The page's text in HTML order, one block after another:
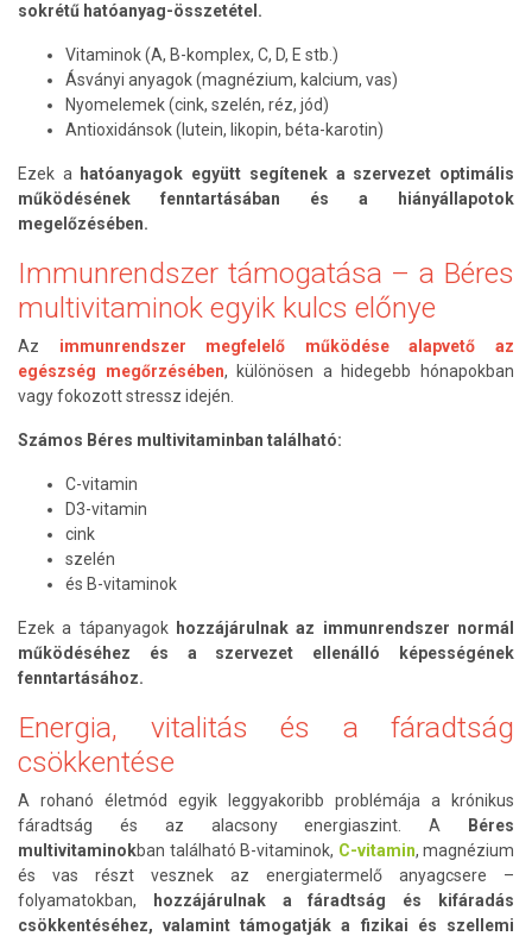
sokrétű hatóanyag-összetétel.
Vitaminok (A, B-komplex, C, D, E stb.)
Ásványi anyagok (magnézium, kalcium, vas)
Nyomelemek (cink, szelén, réz, jód)
Antioxidánsok (lutein, likopin, béta-karotin)
Ezek a
hatóanyagok együtt segítenek a szervezet optimális
működésének fenntartásában és a hiányállapotok
megelőzésében.
Immunrendszer támogatása – a Béres
multivitaminok egyik kulcs előnye
Az immunrendszer megfelelő működése alapvető az
egészség megőrzésében, különösen a hidegebb hónapokban
vagy fokozott stressz idején.
Számos Béres multivitaminban található:
C-vitamin
D3-vitamin
cink
szelén
és B-vitaminok
Ezek a tápanyagok hozzájárulnak az immunrendszer normál
működéséhez és a szervezet ellenálló képességének
fenntartásához.
Energia, vitalitás és a fáradtság
csökkentése
A rohanó életmód egyik leggyakoribb problémája a krónikus
fáradtság és az alacsony energiaszint. A
Béres
multivitaminokban található B-vitaminok, C-vitamin, magnézium
és vas részt vesznek az energiatermelő anyagcsere –
folyamatokban,
hozzájárulnak a fáradtság és kifáradás
csökkentéséhez, valamint támogatják a fizikai és szellemi